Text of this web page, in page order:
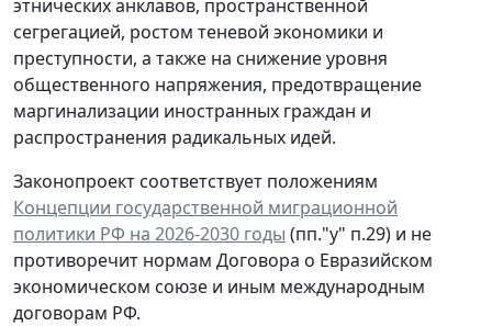
этнических анклавов, пространственной
сегрегацией, ростом теневой экономики и
преступности, а также на снижение уровня
общественного напряжения, предотвращение
маргинализации иностранных граждан и
распространения радикальных идей.
Законопроект соответствует положениям
Концепции государственной миграционной
политики РФ на 2026-2030 годы (пп."у" п.29) и не
противоречит нормам Договора о Евразийском
экономическом союзе и иным международным
договорам РФ.